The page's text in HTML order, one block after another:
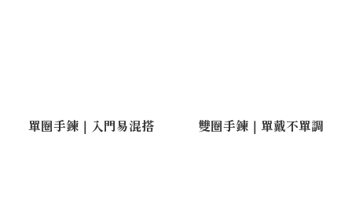
單圈手鍊｜入門易混搭 雙圈手鍊｜單戴不單調